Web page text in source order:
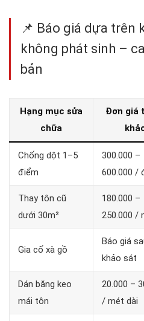
📌 Báo giá dựa trên
không phát sinh –
bản
Hạng mục sửa
chữa
Đơn giá
Chống dột 1–5
điểm
300.000 –
600.000 /
Thay tôn cũ
dưới 30m²
180.000 –
250.000 /
Gia cố xà gồ
Báo giá
khảo sát
Dán băng keo
mái tôn
20.000 –
/ mét dài